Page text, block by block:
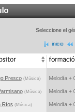
Seleccione el
inicio
Presco(Música) Melodía +
(Música) Melodía +
Ríos (Música) Melodía +